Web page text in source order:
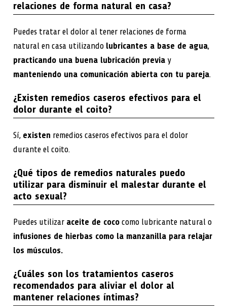
relaciones de forma natural en casa?
Puedes tratar el dolor al tener relaciones de forma
natural en casa utilizando lubricantes a base de agua,
practicando una buena lubricación previay
manteniendo una comunicación abierta con tu pareja.
¿Existen remedios caseros efectivos para el
dolor durante el coito?
Sí, existen remedios caseros efectivos para el dolor
durante el coito.
¿Qué tipos de remedios naturales puedo
utilizar para disminuir el malestar durante el
acto sexual?
Puedes utilizar aceite de cococomo lubricante natural o
infusiones de hierbas como la manzanilla para relajar
los músculos.
¿Cuáles son los tratamientos caseros
recomendados para aliviar el dolor al
mantener relaciones íntimas?